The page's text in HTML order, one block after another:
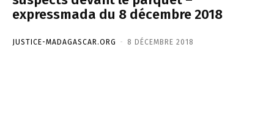
expressmada du 8 décembre 2018
JUSTICE-MADAGASCAR.ORG - 8 DÉCEMBRE 2018